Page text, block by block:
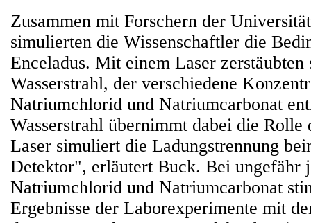
Zusammen mit Forschern der
simulierten die Wissenschaftler die
Enceladus. Mit einem Laser zerstäubten
Wasserstrahl, der verschiedene
Natriumchlorid und Natriumcarbonat
Wasserstrahl übernimmt dabei die Rolle
Laser simuliert die Ladungstrennung
Detektor", erläutert Buck. Bei ungefähr
Natriumchlorid und Natriumcarbonat
Ergebnisse der Laborexperimente mit